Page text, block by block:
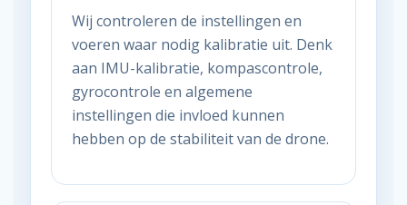
Wij controleren de instellingen en
voeren waar nodig kalibratie uit. Denk
aan IMU-kalibratie, kompascontrole,
gyrocontrole en algemene
instellingen die invloed kunnen
hebben op de stabiliteit van de drone.